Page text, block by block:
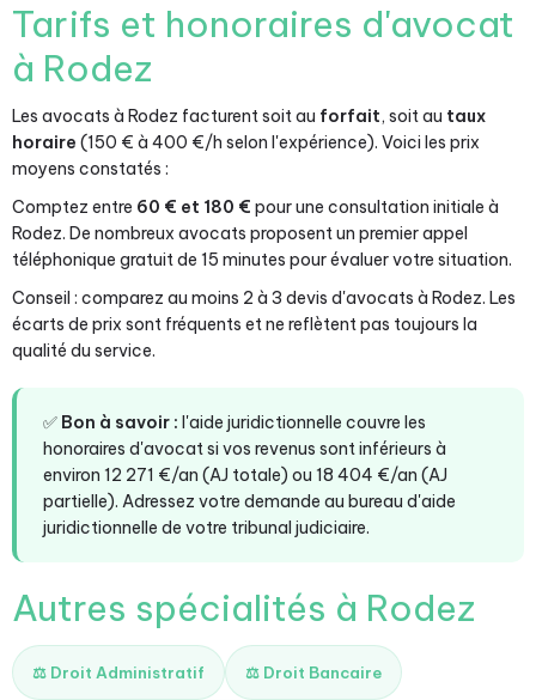
Tarifs et honoraires d'avocat
à Rodez
Les avocats à Rodez facturent soit au forfait, soit au taux
horaire (150 € à 400 €/h selon l'expérience). Voici les prix
moyens constatés :
Comptez entre 60 € et 180 € pour une consultation initiale à
Rodez. De nombreux avocats proposent un premier appel
téléphonique gratuit de 15 minutes pour évaluer votre situation.
Conseil : comparez au moins 2 à 3 devis d'avocats à Rodez. Les
écarts de prix sont fréquents et ne reflètent pas toujours la
qualité du service.
✅ Bon à savoir : l'aide juridictionnelle couvre les
honoraires d'avocat si vos revenus sont inférieurs à
environ 12 271 €/an (AJ totale) ou 18 404 €/an (AJ
partielle). Adressez votre demande au bureau d'aide
juridictionnelle de votre tribunal judiciaire.
Autres spécialités à Rodez
⚖️ Droit Administratif ⚖️ Droit Bancaire